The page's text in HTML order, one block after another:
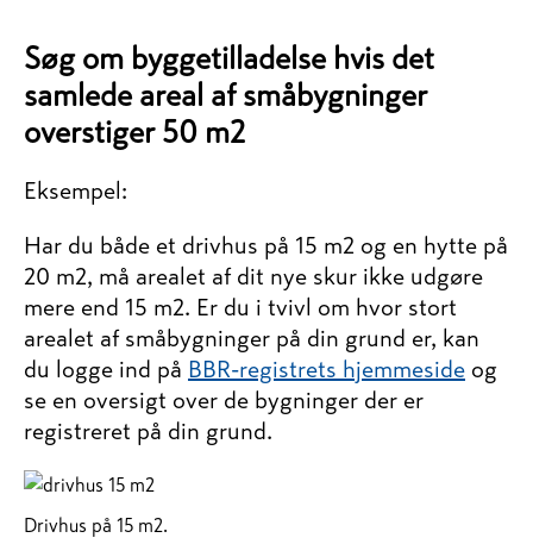
Søg om byggetilladelse hvis det
samlede areal af småbygninger
overstiger 50 m2
Eksempel:
Har du både et drivhus på 15 m2 og en hytte på
20 m2, må arealet af dit nye skur ikke udgøre
mere end 15 m2. Er du i tvivl om hvor stort
arealet af småbygninger på din grund er, kan
du logge ind på BBR-registrets hjemmeside og
se en oversigt over de bygninger der er
registreret på din grund.
Drivhus på 15 m2.